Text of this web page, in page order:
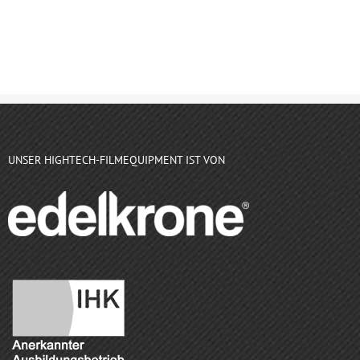
UNSER HIGHTECH-FILMEQUIPMENT IST VON